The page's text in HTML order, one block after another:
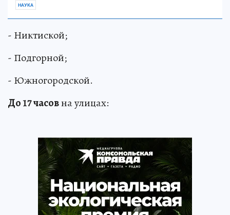
НАУКА
- Никтиской;
- Подгорной;
- Южногородской.
До 17 часовна улицах: